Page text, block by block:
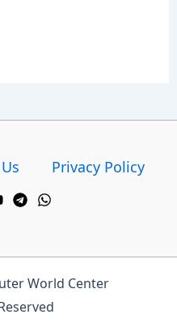
Privacy Policy
World Center